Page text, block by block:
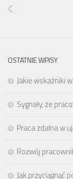
OSTATNIE WPISY
Jakie wskaźniki
Sygnały, że
Praca zdalna w
Rozwój
Jak przyciągnąć